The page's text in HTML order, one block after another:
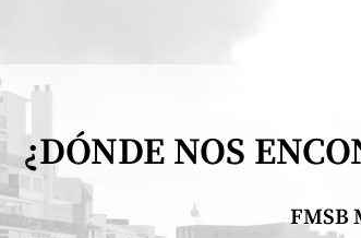
¿DÓNDE NOS
FMSB